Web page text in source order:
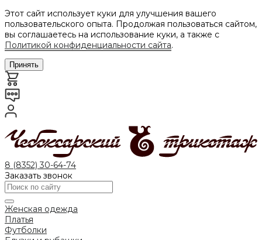
Этот сайт использует куки для улучшения вашего
пользовательского опыта. Продолжая пользоваться сайтом,
вы соглашаетесь на использование куки, а также с
Политикой конфиденциальности сайта.
Принять
8 (8352) 30-64-74
Заказать звонок
Женская одежда
Платья
Футболки